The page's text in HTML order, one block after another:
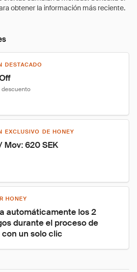
DESTACADO
descuento
EXCLUSIVO DE HONEY
Mov: 620 SEK
HONEY
automáticamente los 2
durante el proceso de
con un solo clic